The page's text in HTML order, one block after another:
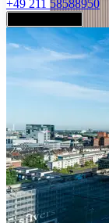
+49 211 58588950